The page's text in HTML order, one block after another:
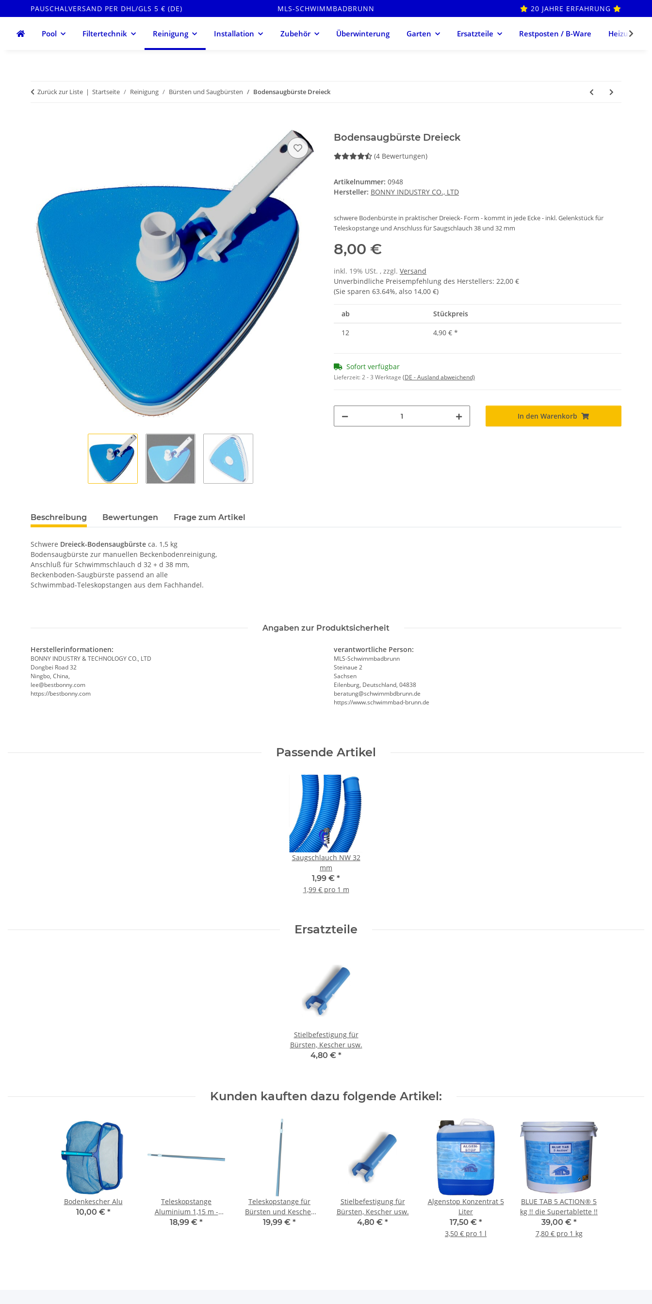
PAUSCHALVERSAND PER DHL/GLS 5 € (DE) MLS-SCHWIMMBADBRUNN 20 JAHRE ERFAHRUNG
Pool Filtertechnik Reinigung Installation Zubehör Überwinterung Garten Ersatzteile Restposten / B-Ware Heizung
Zurück zur Liste Startseite Reinigung Bürsten und Saugbürsten Bodensaugbürste Dreieck
Bodensaugbürste Dreieck
(4 Bewertungen)
Artikelnummer: 0948
Hersteller: BONNY INDUSTRY CO., LTD
schwere Bodenbürste in praktischer Dreieck- Form - kommt in jede Ecke - inkl. Gelenkstück für
Teleskopstange und Anschluss für Saugschlauch 38 und 32 mm
8,00 €
inkl. 19% USt. , zzgl. Versand
Unverbindliche Preisempfehlung des Herstellers: 22,00 €
(Sie sparen 63.64%, also 14,00 €)
ab Stückpreis
12 4,90 € *
Sofort verfügbar
Lieferzeit:2 - 3 Werktage (DE - Ausland abweichend)
In den Warenkorb
Beschreibung Bewertungen Frage zum Artikel
Schwere Dreieck-Bodensaugbürste ca. 1,5 kg
Bodensaugbürste zur manuellen Beckenbodenreinigung,
Anschluß für Schwimmschlauch d 32 + d 38 mm,
Beckenboden-Saugbürste passend an alle
Schwimmbad-Teleskopstangen aus dem Fachhandel.
Angaben zur Produktsicherheit
Herstellerinformationen:
BONNY INDUSTRY & TECHNOLOGY CO., LTD
Dongbei Road 32
Ningbo, China,
lee@bestbonny.com
https://bestbonny.com
verantwortliche Person:
MLS-Schwimmbadbrunn
Steinaue 2
Sachsen
Eilenburg, Deutschland, 04838
beratung@schwimmbdbrunn.de
https://www.schwimmbad-brunn.de
Passende Artikel
Saugschlauch NW 32
mm
1,99 € *
1,99 € pro 1 m
Ersatzteile
Stielbefestigung für
Bürsten, Kescher usw.
4,80 € *
Kunden kauften dazu folgende Artikel:
Bodenkescher Alu
10,00 € *
Teleskopstange
Aluminium 1,15 m -
1,90 m silber eloxiert
18,99 € *
Teleskopstange für
Bürsten und Kescher
bis 2.00 m
19,99 € *
Stielbefestigung für
Bürsten, Kescher usw.
4,80 € *
Algenstop Konzentrat 5
Liter
17,50 € *
3,50 € pro 1 l
BLUE TAB 5 ACTION® 5
kg !! die Supertablette !!
39,00 € *
7,80 € pro 1 kg